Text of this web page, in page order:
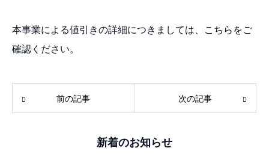
本事業による値引きの詳細につきましては、 こちら をご
確認ください。
前の記事 次の記事
新着のお知らせ